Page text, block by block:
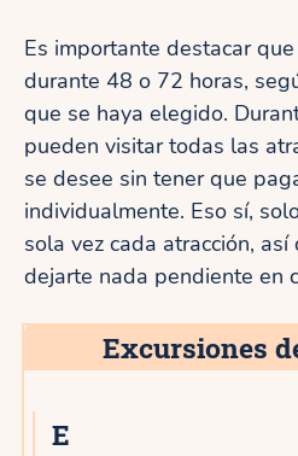
Es importante destacar
durante 48 o 72 horas,
que se haya elegido.
pueden visitar todas las
se desee sin tener que
individualmente. Eso sí,
sola vez cada atracción,
dejarte nada pendiente en
Excursiones
E